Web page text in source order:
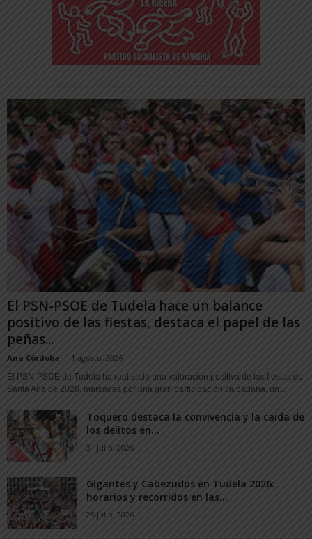
El PSN-PSOE de Tudela hace un balance
positivo de las fiestas, destaca el papel de las
peñas...
Ana Córdoba - 1 agosto, 2026
El PSN-PSOE de Tudela ha realizado una valoración positiva de las fiestas de
Santa Ana de 2026, marcadas por una gran participación ciudadana, un...
Toquero destaca la convivencia y la caída de
los delitos en...
31 julio, 2026
Gigantes y Cabezudos en Tudela 2026:
horarios y recorridos en las...
25 julio, 2026